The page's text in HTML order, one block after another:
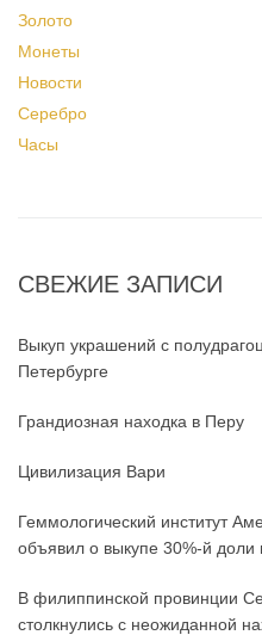
Золото
Монеты
Новости
Серебро
Часы
СВЕЖИЕ ЗАПИСИ
Выкуп украшений с
Петербурге
Грандиозная находка в Перу
Цивилизация Вари
Геммологический институт
объявил о выкупе 30%-й
В филиппинской провинции
столкнулись с неожиданной